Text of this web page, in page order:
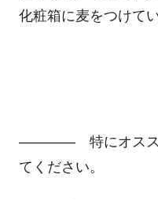
化粧箱に麦をつけてい
―――― 特にオスス
てください。